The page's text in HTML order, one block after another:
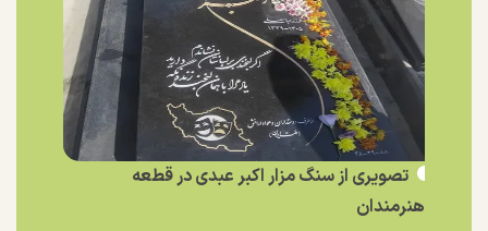
تصویری از سنگ مزار اکبر عبدی در قطعه
هنرمندان